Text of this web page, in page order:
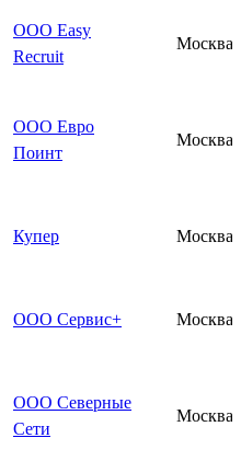
ООО Easy
Recruit
Москва
ООО Евро
Поинт
Москва
Купер Москва
ООО Сервис+ Москва
ООО Северные
Сети
Москва